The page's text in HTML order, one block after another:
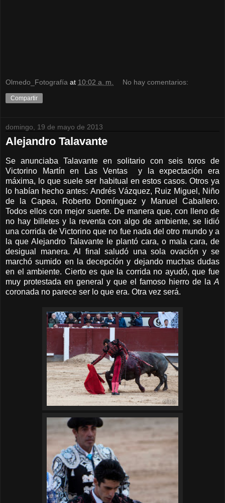
Olmedo_Fotografía at 10:02 a. m. No hay comentarios:
Compartir
domingo, 19 de mayo de 2013
Alejandro Talavante
Se anunciaba Talavante en solitario con seis toros de
Victorino Martín en Las Ventas y la expectación era
máxima, lo que suele ser habitual en estos casos. Otros ya
lo habían hecho antes: Andrés Vázquez, Ruiz Miguel, Niño
de la Capea, Roberto Domínguez y Manuel Caballero.
Todos ellos con mejor suerte. De manera que, con lleno de
no hay billetes y la reventa con algo de ambiente, se lidió
una corrida de Victorino que no fue nada del otro mundo y a
la que Alejandro Talavante le plantó cara, o mala cara, de
desigual manera. Al final saludó una sola ovación y se
marchó sumido en la decepción y dejando muchas dudas
en el ambiente. Cierto es que la corrida no ayudó, que fue
muy protestada en general y que el famoso hierro de la A
coronada no parece ser lo que era. Otra vez será.